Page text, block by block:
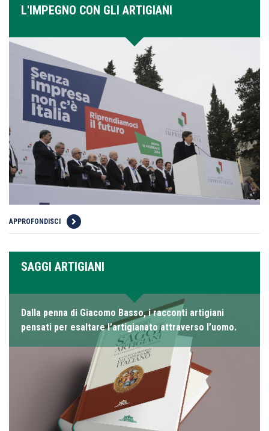
L'IMPEGNO CON GLI ARTIGIANI
APPROFONDISCI
SAGGI ARTIGIANI
Dalla penna di Giacomo Basso, i racconti artigiani
pensati per esaltare l’artigianato attraverso l’uomo.